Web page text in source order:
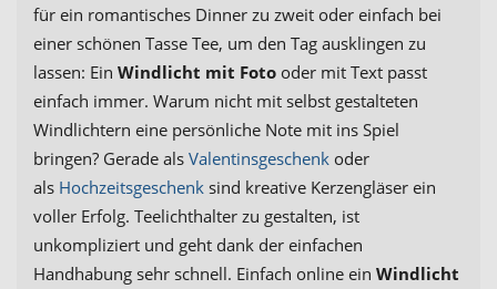
für ein romantisches Dinner zu zweit oder einfach bei
einer schönen Tasse Tee, um den Tag ausklingen zu
lassen: Ein Windlicht mit Foto oder mit Text passt
einfach immer. Warum nicht mit selbst gestalteten
Windlichtern eine persönliche Note mit ins Spiel
bringen? Gerade als Valentinsgeschenk oder
als Hochzeitsgeschenk sind kreative Kerzengläser ein
voller Erfolg. Teelichthalter zu gestalten, ist
unkompliziert und geht dank der einfachen
Handhabung sehr schnell. Einfach online ein Windlicht